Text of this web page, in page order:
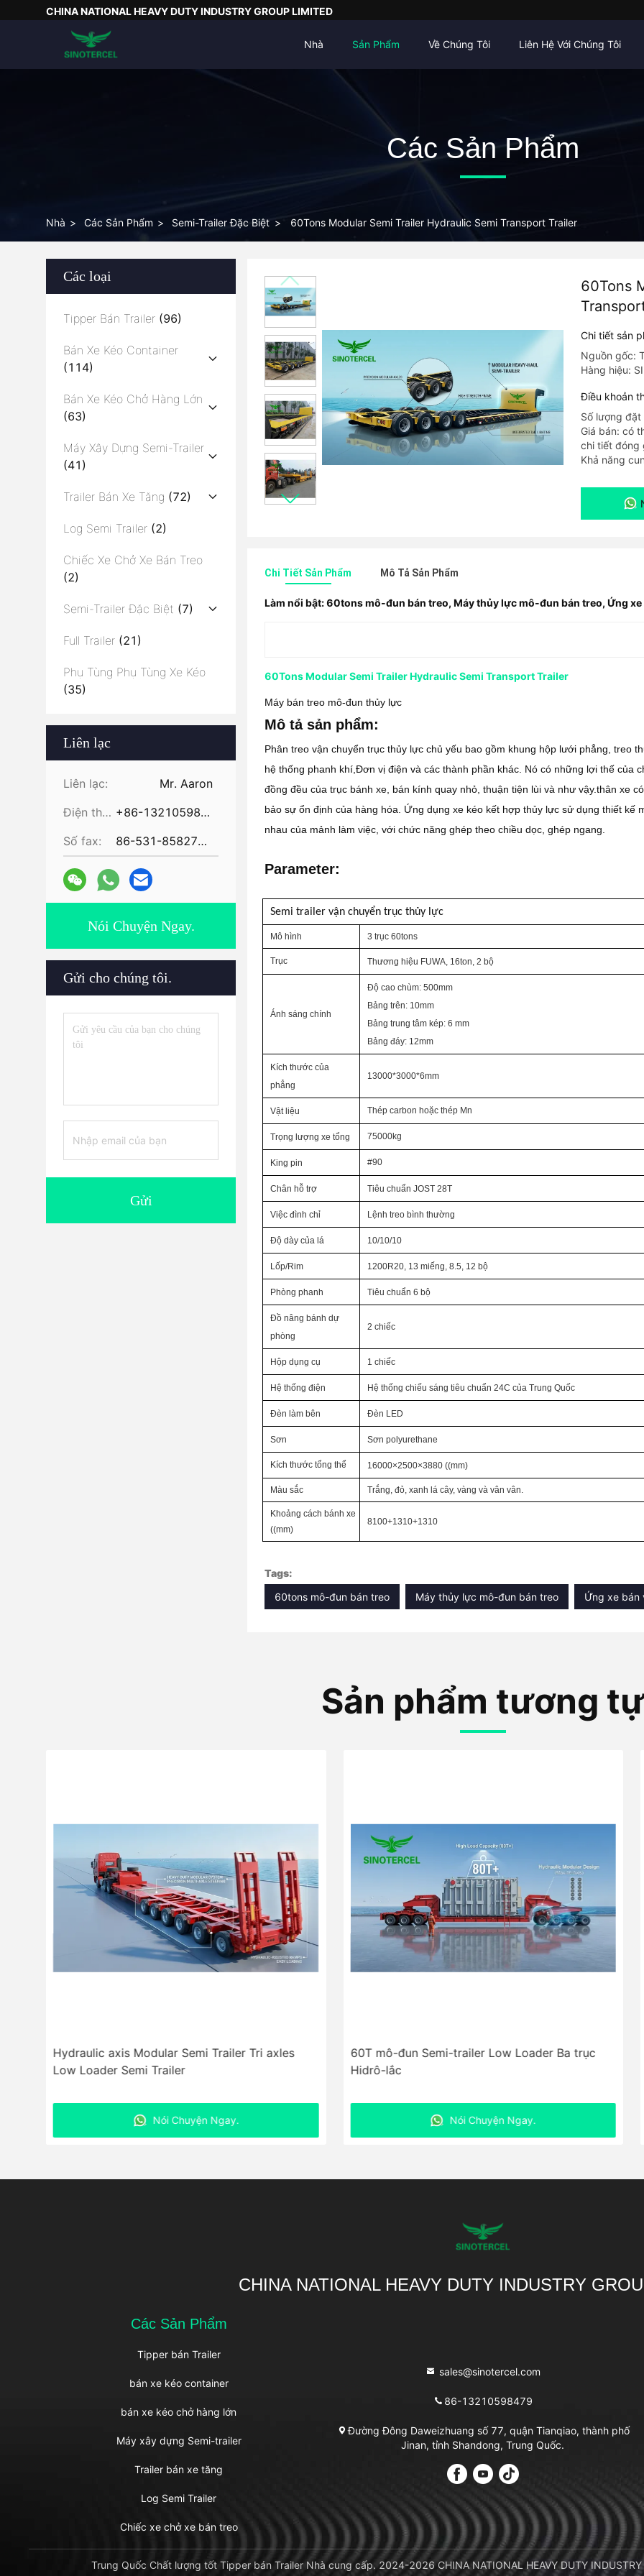
CHINA NATIONAL HEAVY DUTY INDUSTRY GROUP LIMITED
Nhà Sản Phẩm Về Chúng Tôi Liên Hệ Với Chúng Tôi
Các Sản Phẩm
Nhà > Các Sản Phẩm > Semi-Trailer Đặc Biệt > 60Tons Modular Semi Trailer Hydraulic Semi Transport Trailer
Các loại
Tipper Bán Trailer (96)
Bán Xe Kéo Container
(114)
Bán Xe Kéo Chở Hàng Lớn
(63)
Máy Xây Dựng Semi-Trailer
(41)
Trailer Bán Xe Tăng (72)
Log Semi Trailer (2)
Chiếc Xe Chở Xe Bán Treo
(2)
Semi-Trailer Đặc Biệt (7)
Full Trailer (21)
Phụ Tùng Phụ Tùng Xe Kéo
(35)
Liên lạc
Liên lạc:
Mr. Aaron
Điện thoại:
+86-13210598479
Số fax:
86-531-85827672
Nói Chuyện Ngay.
Gửi cho chúng tôi.
Gửi
60Tons
Chi tiết sản
Nguồn gốc:
Hàng hiệu:
Điều khoản
Số lượng
Giá bán: có
chi tiết đóng
Khả năng
Chi Tiết Sản Phẩm Mô Tả Sản Phẩm
Làm nổi bật:60tons mô-đun bán treo, Máy thủy lực mô-đun bán treo, Ứng
60Tons Modular Semi Trailer Hydraulic Semi Transport Trailer
Máy bán treo mô-đun thủy lực
Mô tả sản phẩm:
Phân treo vận chuyển trục thủy lực chủ yếu bao gồm khung hộp lưới phẳng, treo
hệ thống phanh khí,Đơn vị điện và các thành phần khác. Nó có những lợi thế của
đồng đều của trục bánh xe, bán kính quay nhỏ, thuận tiện lùi và như vậy.thân xe
bảo sự ổn định của hàng hóa. Ứng dụng xe kéo kết hợp thủy lực sử dụng thiết
nhau của mảnh làm việc, với chức năng ghép theo chiều dọc, ghép ngang.
Parameter:
Semi trailer vận chuyển trục thủy lực
Mô hình 3 trục 60tons
Trục Thương hiệu FUWA, 16ton, 2 bộ
Ánh sáng chính
Độ cao chùm: 500mm
Bảng trên: 10mm
Bảng trung tâm kép: 6 mm
Bảng đáy: 12mm
Kích thước của
phẳng
13000*3000*6mm
Vật liệu Thép carbon hoặc thép Mn
Trọng lượng xe tổng 75000kg
King pin #90
Chân hỗ trợ Tiêu chuẩn JOST 28T
Việc đình chỉ Lệnh treo bình thường
Độ dày của lá 10/10/10
Lốp/Rim 1200R20, 13 miếng, 8.5, 12 bộ
Phòng phanh Tiêu chuẩn 6 bộ
Đồ nâng bánh dự
phòng
2 chiếc
Hộp dụng cụ 1 chiếc
Hệ thống điện Hệ thống chiếu sáng tiêu chuẩn 24C của Trung Quốc
Đèn làm bên Đèn LED
Sơn Sơn polyurethane
Kích thước tổng thể 16000×2500×3880 ((mm)
Màu sắc Trắng, đỏ, xanh lá cây, vàng và vân vân.
Khoảng cách bánh xe
((mm)
8100+1310+1310
Tags:
60tons mô-đun bán treo
Máy thủy lực mô-đun bán treo Ứng xe bán
Sản phẩm tương tự
Hydraulic axis Modular Semi Trailer Tri axles
Low Loader Semi Trailer
Nói Chuyện Ngay.
60T mô-đun Semi-trailer Low Loader Ba trục
Hidrô-lắc
Nói Chuyện Ngay.
CHINA NATIONAL HEAVY DUTY INDUSTRY
Các Sản Phẩm
Tipper bán Trailer
bán xe kéo container
bán xe kéo chở hàng lớn
Máy xây dựng Semi-trailer
Trailer bán xe tăng
Log Semi Trailer
Chiếc xe chở xe bán treo
sales@sinotercel.com
86-13210598479
Đường Đông Daweizhuang số 77, quận Tianqiao, thành phố
Jinan, tỉnh Shandong, Trung Quốc.
Trung Quốc Chất lượng tốt Tipper bán Trailer Nhà cung cấp. 2024-2026 CHINA NATIONAL HEAVY DUTY